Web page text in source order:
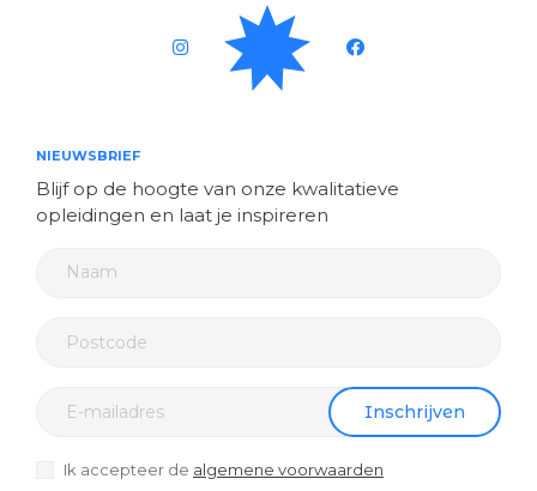
NIEUWSBRIEF
Blijf op de hoogte van onze kwalitatieve
opleidingen en laat je inspireren
Inschrijven
Ik accepteer de algemene voorwaarden